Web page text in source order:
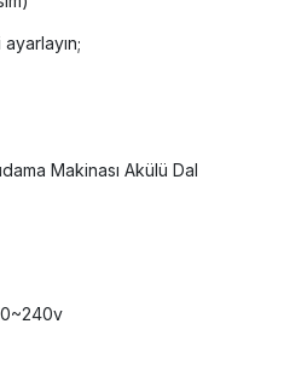
Makinası Akülü Dal